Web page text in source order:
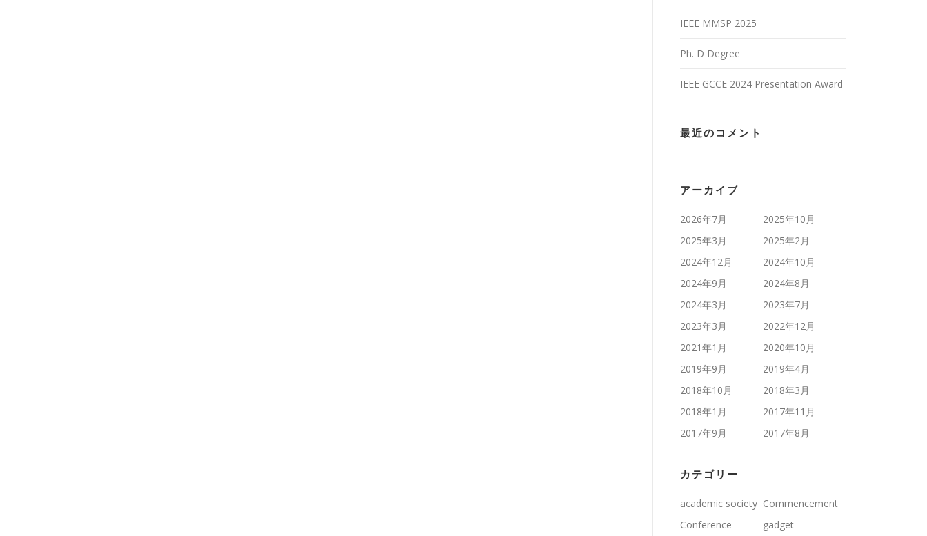
IEEE MMSP 2025
Ph. D Degree
IEEE GCCE 2024 Presentation Award
最近のコメント
アーカイブ
2026年7月
2025年10月
2025年3月
2025年2月
2024年12月
2024年10月
2024年9月
2024年8月
2024年3月
2023年7月
2023年3月
2022年12月
2021年1月
2020年10月
2019年9月
2019年4月
2018年10月
2018年3月
2018年1月
2017年11月
2017年9月
2017年8月
カテゴリー
academic society Commencement
Conference
gadget